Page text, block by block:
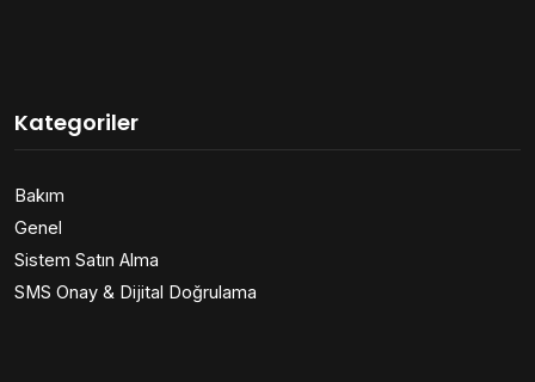
Kategoriler
Bakım
Genel
Sistem Satın Alma
SMS Onay & Dijital Doğrulama